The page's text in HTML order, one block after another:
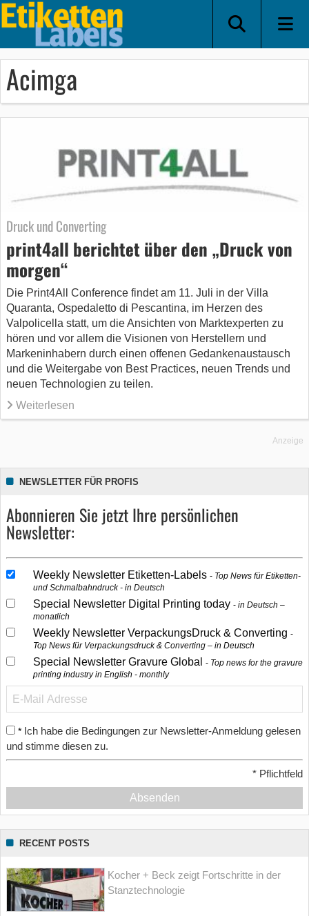
Acimga
Druck und Converting
print4all berichtet über den „Druck von
morgen“
Die Print4All Conference findet am 11. Juli in der Villa
Quaranta, Ospedaletto di Pescantina, im Herzen des
Valpolicella statt, um die Ansichten von Marktexperten zu
hören und vor allem die Visionen von Herstellern und
Markeninhabern durch einen offenen Gedankenaustausch
und die Weitergabe von Best Practices, neuen Trends und
neuen Technologien zu teilen.
Weiterlesen
Anzeige
NEWSLETTER FÜR PROFIS
Abonnieren Sie jetzt Ihre persönlichen
Newsletter:
Weekly Newsletter Etiketten-Labels
Top News für Etiketten-
und Schmalbahndruck - in Deutsch
Special Newsletter Digital Printing today
in Deutsch –
monatlich
Weekly Newsletter VerpackungsDruck & Converting
Top News für Verpackungsdruck & Converting – in Deutsch
Special Newsletter Gravure Global
Top news for the gravure
printing industry in English - monthly
* Ich habe die Bedingungen zur Newsletter-Anmeldung gelesen
und stimme diesen zu.
* Pflichtfeld
Absenden
RECENT POSTS
Kocher + Beck zeigt Fortschritte in der
Stanztechnologie